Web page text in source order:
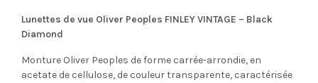
Lunettes de vue Oliver Peoples FINLEY VINTAGE – Black
Diamond
Monture Oliver Peoples de forme carrée-arrondie, en
acetate de cellulose, de couleur transparente, caractérisée